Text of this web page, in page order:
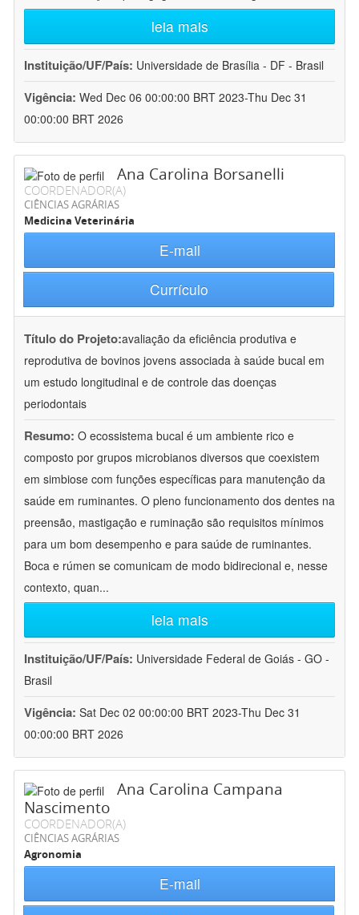
leia mais
Instituição/UF/País: Universidade de Brasília - DF - Brasil
Vigência: Wed Dec 06 00:00:00 BRT 2023-Thu Dec 31
00:00:00 BRT 2026
Ana Carolina Borsanelli
COORDENADOR(A)
CIÊNCIAS AGRÁRIAS
Medicina Veterinária
E-mail
Currículo
Título do Projeto:avaliação da eficiência produtiva e
reprodutiva de bovinos jovens associada à saúde bucal em
um estudo longitudinal e de controle das doenças
periodontais
Resumo: O ecossistema bucal é um ambiente rico e
composto por grupos microbianos diversos que coexistem
em simbiose com funções específicas para manutenção da
saúde em ruminantes. O pleno funcionamento dos dentes na
preensão, mastigação e ruminação são requisitos mínimos
para um bom desempenho e para saúde de ruminantes.
Boca e rúmen se comunicam de modo bidirecional e, nesse
contexto, quan...
leia mais
Instituição/UF/País: Universidade Federal de Goiás - GO -
Brasil
Vigência: Sat Dec 02 00:00:00 BRT 2023-Thu Dec 31
00:00:00 BRT 2026
Ana Carolina Campana
Nascimento
COORDENADOR(A)
CIÊNCIAS AGRÁRIAS
Agronomia
E-mail